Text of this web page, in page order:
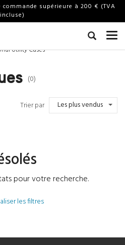
supérieure à 200 € (TVA
incluse)
Utility Cases
(0)
Trier par Les plus vendus
pour votre recherche.
les filtres